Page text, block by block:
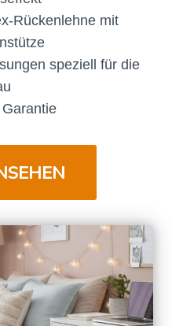
Rückenlehne mit
speziell für die